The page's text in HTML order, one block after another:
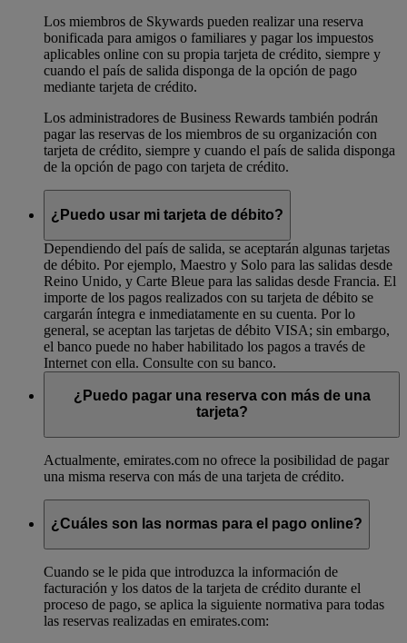
Los miembros de Skywards pueden realizar una reserva
bonificada para amigos o familiares y pagar los impuestos
aplicables online con su propia tarjeta de crédito, siempre y
cuando el país de salida disponga de la opción de pago
mediante tarjeta de crédito.
Los administradores de Business Rewards también podrán
pagar las reservas de los miembros de su organización con
tarjeta de crédito, siempre y cuando el país de salida disponga
de la opción de pago con tarjeta de crédito.
¿Puedo usar mi tarjeta de débito?
Dependiendo del país de salida, se aceptarán algunas tarjetas
de débito. Por ejemplo, Maestro y Solo para las salidas desde
Reino Unido, y Carte Bleue para las salidas desde Francia. El
importe de los pagos realizados con su tarjeta de débito se
cargarán íntegra e inmediatamente en su cuenta. Por lo
general, se aceptan las tarjetas de débito VISA; sin embargo,
el banco puede no haber habilitado los pagos a través de
Internet con ella. Consulte con su banco.
¿Puedo pagar una reserva con más de una
tarjeta?
Actualmente, emirates.com no ofrece la posibilidad de pagar
una misma reserva con más de una tarjeta de crédito.
¿Cuáles son las normas para el pago online?
Cuando se le pida que introduzca la información de
facturación y los datos de la tarjeta de crédito durante el
proceso de pago, se aplica la siguiente normativa para todas
las reservas realizadas en emirates.com: